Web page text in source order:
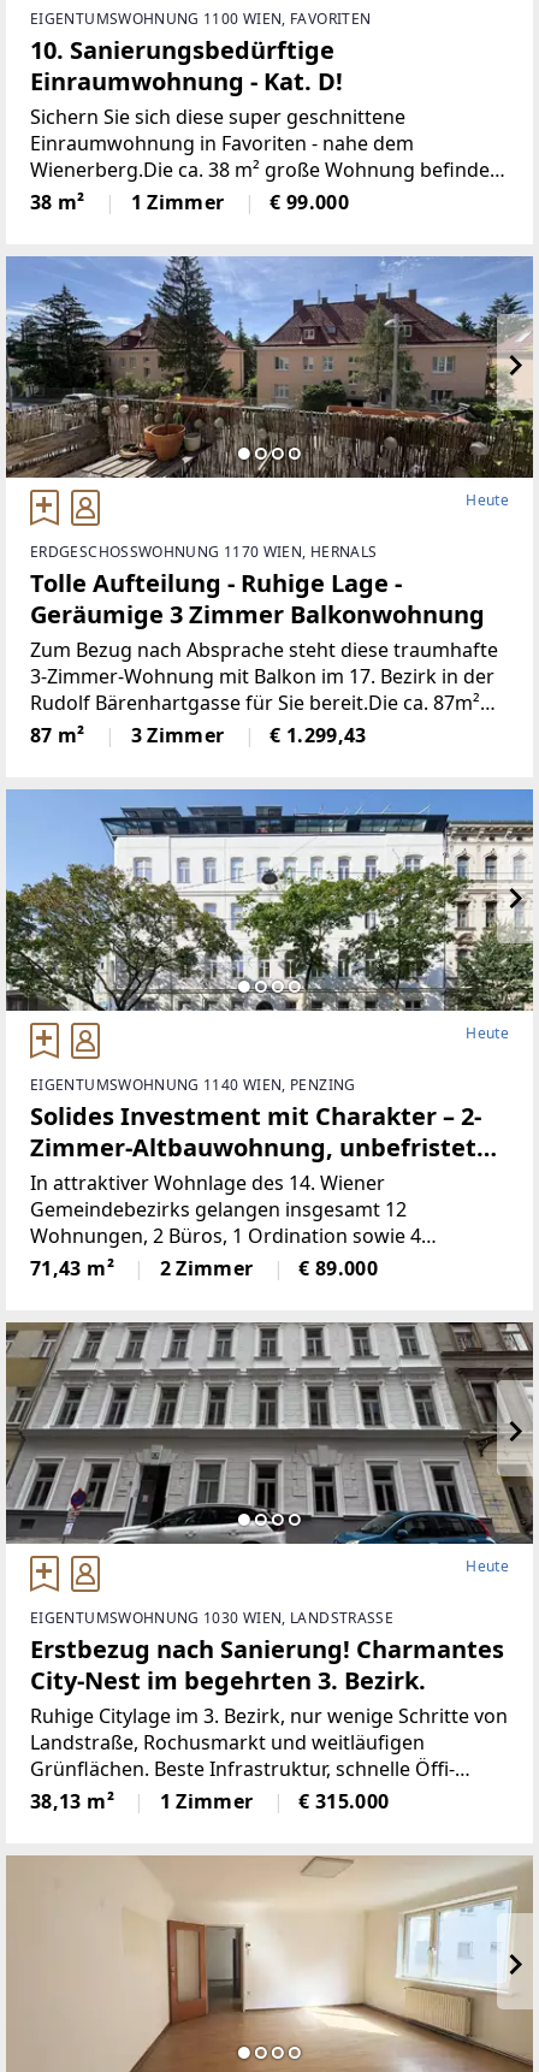
EIGENTUMSWOHNUNG 1100 WIEN, FAVORITEN
10. Sanierungsbedürftige
Einraumwohnung - Kat. D!
Sichern Sie sich diese super geschnittene
Einraumwohnung in Favoriten - nahe dem
Wienerberg.Die ca. 38 m² große Wohnung befindet
sich im 4. Obergeschoss eines sanierten Altbaus
und bietet vielfältige
38 m² 1 Zimmer € 99.000
Heute
ERDGESCHOSSWOHNUNG 1170 WIEN, HERNALS
Tolle Aufteilung - Ruhige Lage -
Geräumige 3 Zimmer Balkonwohnung
Zum Bezug nach Absprache steht diese traumhafte
3-Zimmer-Wohnung mit Balkon im 17. Bezirk in der
Rudolf Bärenhartgasse für Sie bereit.Die ca. 87m²
große Wohnung befindet sich im Erdgeschoß und
87 m² 3 Zimmer € 1.299,43
Heute
EIGENTUMSWOHNUNG 1140 WIEN, PENZING
Solides Investment mit Charakter – 2-
Zimmer-Altbauwohnung, unbefristet
vermietet
In attraktiver Wohnlage des 14. Wiener
Gemeindebezirks gelangen insgesamt 12
Wohnungen, 2 Büros, 1 Ordination sowie 4
Doppelparker in der Breitenseer Straße zum
Einzelabverkauf. Das Angebot umfasst überwiegend
71,43 m² 2 Zimmer € 89.000
Heute
EIGENTUMSWOHNUNG 1030 WIEN, LANDSTRASSE
Erstbezug nach Sanierung! Charmantes
City-Nest im begehrten 3. Bezirk.
Ruhige Citylage im 3. Bezirk, nur wenige Schritte von
Landstraße, Rochusmarkt und weitläufigen
Grünflächen. Beste Infrastruktur, schnelle Öffi-
Anbindung und vielfältige Einkaufs- und
Freizeitmöglichkeiten machen die Umgebung
38,13 m² 1 Zimmer € 315.000